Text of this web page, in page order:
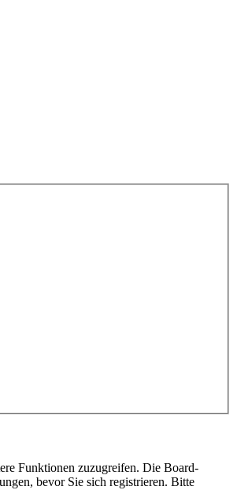
Funktionen zuzugreifen. Die Board-
bevor Sie sich registrieren. Bitte